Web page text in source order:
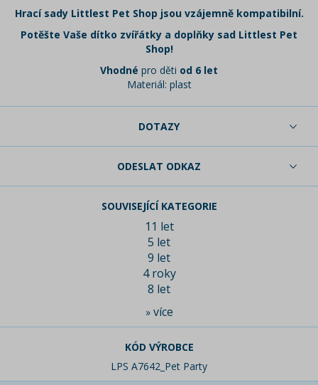
Hrací sady Littlest Pet Shop jsou vzájemně kompatibilní.
Potěšte Vaše dítko zvířátky a doplňky sad Littlest Pet
Shop!
Vhodné pro děti od 6 let
Materiál: plast
DOTAZY
ODESLAT ODKAZ
SOUVISEJÍCÍ KATEGORIE
11 let
5 let
9 let
4 roky
8 let
» více
KÓD VÝROBCE
LPS A7642_Pet Party